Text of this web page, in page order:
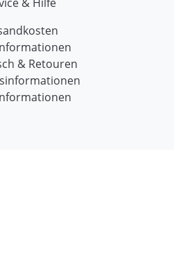
& Retouren